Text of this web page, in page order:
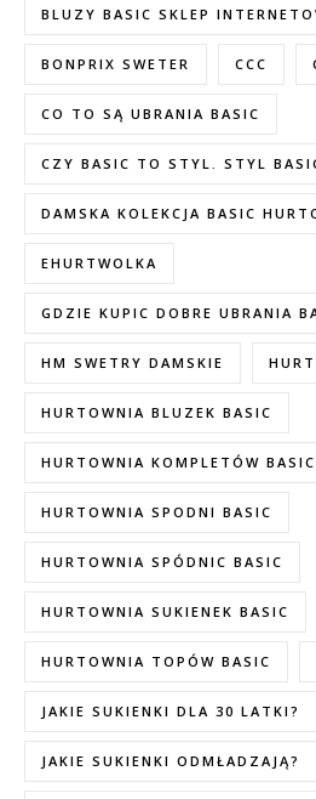
BLUZY BASIC SKLEP
BONPRIX SWETER CCC
CO TO SĄ UBRANIA BASIC
CZY BASIC TO STYL. STYL
DAMSKA KOLEKCJA BASIC
EHURTWOLKA
GDZIE KUPIC DOBRE UBRANIA
HM SWETRY DAMSKIE
HURTOWNIA BLUZEK BASIC
HURTOWNIA KOMPLETÓW BASIC
HURTOWNIA SPODNI BASIC
HURTOWNIA SPÓDNIC BASIC
HURTOWNIA SUKIENEK BASIC
HURTOWNIA TOPÓW BASIC
JAKIE SUKIENKI DLA 30 LATKI?
JAKIE SUKIENKI ODMŁADZAJĄ?